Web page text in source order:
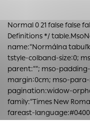
Normal 0 21 false false
Definitions */
name:”Normálna
tstyle-colband-size:0;
parent:””; mso-
margin:0cm; mso-
pagination:widow-
family:”Times New
fareast-
Analytické cookies
Analytické cookies
pochopiť, ako
mohol stránky
skúsenosť. Všetky
možné ich spojiť s